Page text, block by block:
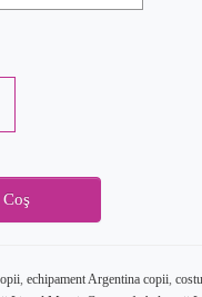
, echipament Argentina copii,